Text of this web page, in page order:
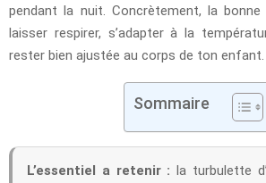
pendant la nuit. Concrètement, la bonne
laisser respirer, s’adapter à la
rester bien ajustée au corps de ton enfant.
Sommaire
L’essentiel a retenir : la turbulette